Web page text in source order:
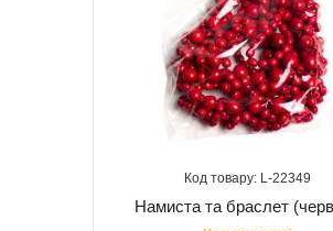
22349
Намиста та браслет